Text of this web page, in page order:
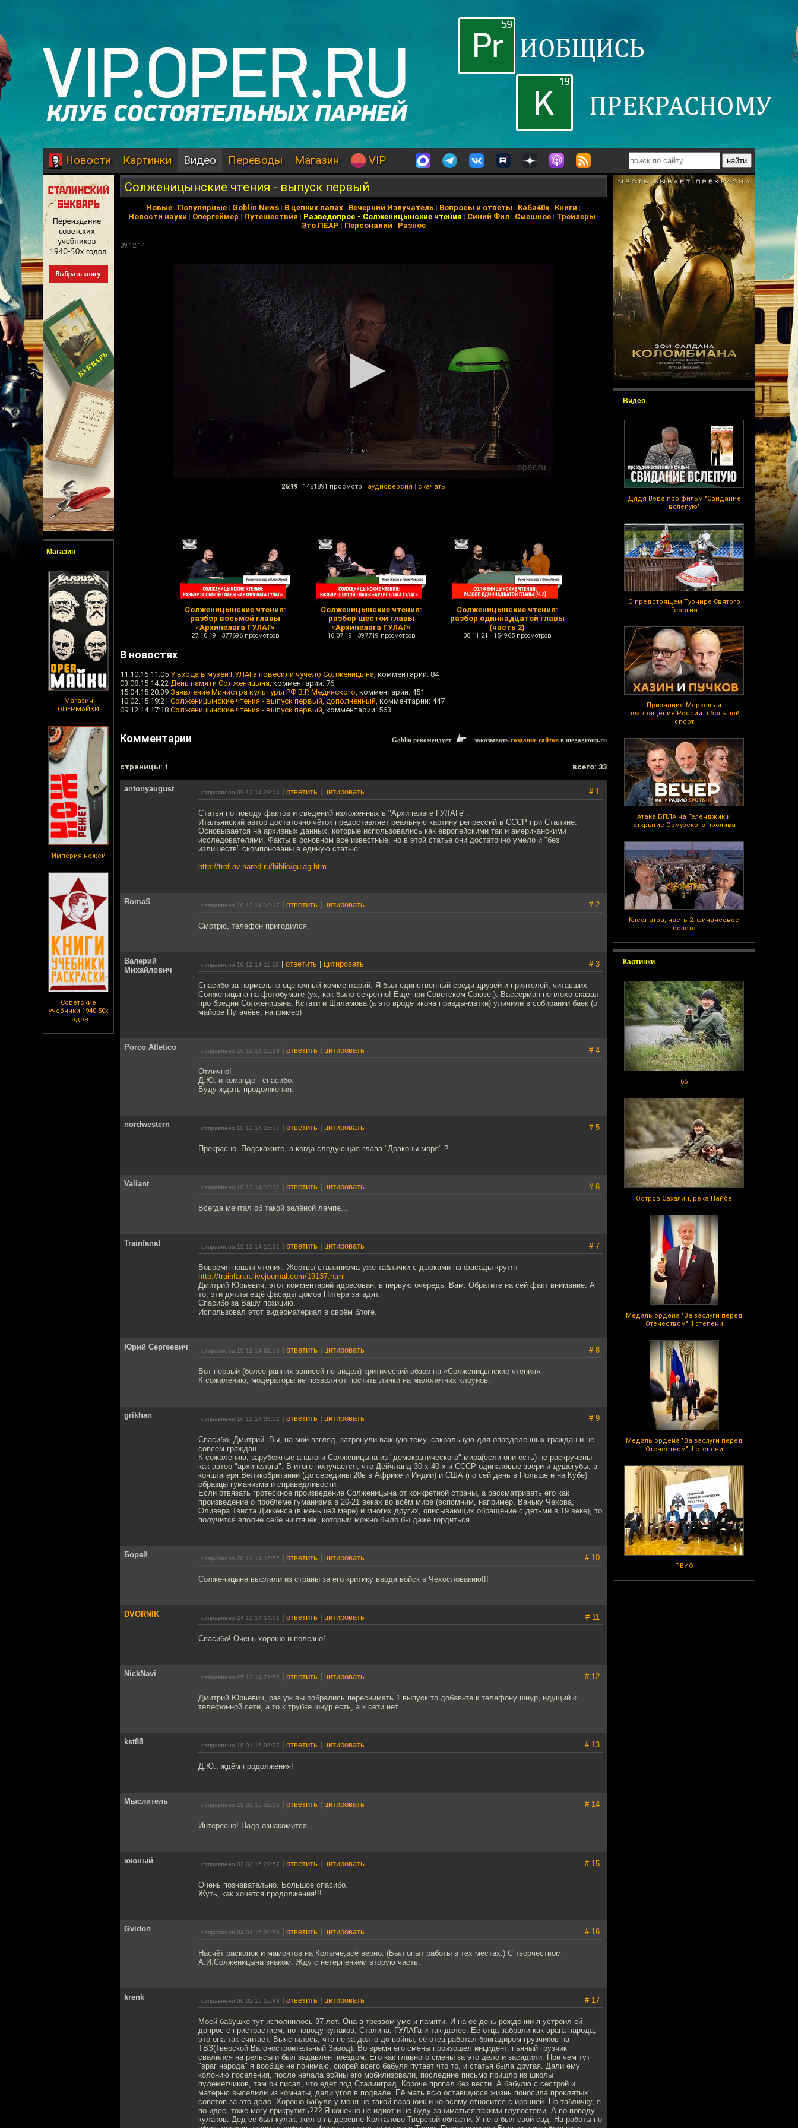
Новости Картинки Видео Переводы Магазин VIP
Магазин
Магазин
ОПЕРМАЙКИ
Империя ножей
Советские
учебники 1940-50х
годов
Видео
Дядя Вова про фильм "Свидание
вслепую"
О предстоящем Турнире Святого
Георгия
Признание Меркель и
возвращение России в большой
спорт
Атака БПЛА на Геленджик и
открытие Ормузского пролива
Клеопатра, часть 2: финансовое
болото
Картинки
65
Остров Сахалин, река Найба
Медаль ордена "За заслуги перед
Отечеством" II степени
Медаль ордена "За заслуги перед
Отечеством" II степени
РВИО
Солженицынские чтения - выпуск первый
Новые | Популярные | Goblin News | В цепких лапах | Вечерний Излучатель | Вопросы и ответы | Каба40к| Книги |
Новости науки | Опергеймер | Путешествия | Разведопрос - Солженицынские чтения | Синий Фил | Смешное| Трейлеры |
Это ПЕАР | Персоналии | Разное
09.12.14
26:19 | 1481891 просмотр | аудиоверсия | скачать
Солженицынские чтения:
разбор восьмой главы
«Архипелага ГУЛАГ»
27.10.19 377696 просмотров
Солженицынские чтения:
разбор шестой главы
«Архипелага ГУЛАГ»
16.07.19 397719 просмотров
Солженицынские чтения:
разбор одиннадцатой главы
(часть 2)
08.11.21 154965 просмотров
В новостях
11.10.16 11:05 У входа в музей ГУЛАГа повесили чучело Солженицына, комментарии: 84
03.08.15 14:22 День памяти Солженицына, комментарии: 76
15.04.15 20:39 Заявление Министра культуры РФ В.Р. Мединского, комментарии: 451
10.02.15 19:21 Солженицынские чтения - выпуск первый, дополненный, комментарии: 447
09.12.14 17:18 Солженицынские чтения - выпуск первый, комментарии: 563
Комментарии Goblin рекомендует заказывать создание сайтов в megagroup.ru
cтраницы: 1 всего: 33
antonyaugust отправлено 09.12.14 23:14 ответить цитировать # 1
Статья по поводу фактов и сведений изложенных в "Архипелаге ГУЛАГе".
Итальянский автор достаточно чёток предоставляет реальную картину репрессий в СССР при Сталине.
Основывается на архивных данных, которые использовались как европейскими так и американскими
исследователями. Факты в основном все известные, но в этой статье они достаточно умело и "без
излишеств" скомпонованы в единую статью:
http://trof-av.narod.ru/biblio/gulag.htm
RomaS отправлено 10.12.14 10:17 ответить цитировать # 2
Смотрю, телефон пригодился.
Валерий
Михайлович
отправлено 10.12.14 11:13 ответить цитировать # 3
Спасибо за нормально-оценочный комментарий. Я был единственный среди друзей и приятелей, читавших
Солженицына на фотобумаге (ух, как было секретно! Ещё при Советском Союзе.). Вассерман неплохо сказал
про бредни Солженицына. Кстати и Шаламова (а это вроде икона правды-матки) уличили в собирании баек (о
майоре Пугачёве, например)
Porco Atletico отправлено 10.12.14 15:29 ответить цитировать # 4
Отлично!
Д.Ю. и команде - спасибо.
Буду ждать продолжения.
nordwestern отправлено 10.12.14 16:07 ответить цитировать # 5
Прекрасно. Подскажите, а когда следующая глава "Драконы моря" ?
Valiant отправлено 10.12.14 18:31 ответить цитировать # 6
Всегда мечтал об такой зелёной лампе...
Trainfanat отправлено 12.12.14 19:31 ответить цитировать # 7
Вовремя пошли чтения. Жертвы сталинизма уже таблички с дырками на фасады крутят -
http://trainfanat.livejournal.com/19137.html
Дмитрий Юрьевич, этот комментарий адресован, в первую очередь, Вам. Обратите на сей факт внимание. А
то, эти дятлы ещё фасады домов Питера загадят.
Спасибо за Вашу позицию.
Использовал этот видеоматериал в своём блоге.
Юрий Сергеевич отправлено 15.12.14 01:15 ответить цитировать # 8
Вот первый (более ранних записей не видел) критический обзор на «Солженицынские чтения».
К сожалению, модераторы не позволяют постить линки на малолетних клоунов.
grikhan отправлено 16.12.14 03:52 ответить цитировать # 9
Спасибо, Дмитрий. Вы, на мой взгляд, затронули важную тему, сакральную для определенных граждан и не
совсем граждан.
К сожалению, зарубежные аналоги Солженицына из "демократического" мира(если они есть) не раскручены
как автор "архипелага". В итоге получается, что Дёйчланд 30-х-40-х и СССР одинаковые звери и душегубы, а
концлагеря Великобритании (до середины 20в в Африке и Индии) и США (по сей день в Польше и на Кубе)
образцы гуманизма и справедливости.
Если отвязать гротескное произведение Солженицына от конкретной страны, а рассматривать его как
произведение о проблеме гуманизма в 20-21 веках во всём мире (вспомним, например, Ваньку Чехова,
Оливера Твиста Диккенса (в меньшей мере) и многих других, описывающих обращение с детьми в 19 веке), то
получится вполне себе ничтячёк, которым можно было бы даже гордиться.
Борей отправлено 20.12.14 16:52 ответить цитировать # 10
Солженицына выслали из страны за его критику ввода войск в Чехословакию!!!
DVORNIK отправлено 24.12.14 14:01 ответить цитировать # 11
Спасибо! Очень хорошо и полезно!
NickNavi отправлено 25.12.14 21:52 ответить цитировать # 12
Дмитрий Юрьевич, раз уж вы собрались переснимать 1 выпуск то добавьте к телефону шнур, идущий к
телефонной сети, а то к трубке шнур есть, а к сети нет.
kst88 отправлено 16.01.15 08:27 ответить цитировать # 13
Д.Ю., ждём продолжения!
Мыслитель отправлено 19.01.15 02:15 ответить цитировать # 14
Интересно! Надо ознакомится.
ююный отправлено 02.02.15 22:57 ответить цитировать # 15
Очень познавательно. Большое спасибо.
Жуть, как хочется продолжения!!!
Gvidon отправлено 04.02.15 09:59 ответить цитировать # 16
Насчёт раскопок и мамонтов на Колыме,всё верно. (Был опыт работы в тех местах.) С творчеством
А.И.Солженицына знаком. Жду с нетерпением вторую часть.
krenk отправлено 06.02.15 16:43 ответить цитировать # 17
Моей бабушке тут исполнилось 87 лет. Она в трезвом уме и памяти. И на ёё день рождении я устроил ей
допрос с пристрастием, по поводу кулаков, Сталина, ГУЛАГа и так далее. Её отца забрали как врага народа,
это она так считает. Выяснилось, что не за долго до войны, её отец работал бригадиром грузчиков на
ТВЗ(Тверской Вагоностроительный Завод). Во время его смены произошел инцидент, пьяный грузчик
свалился на рельсы и был задавлен поездом. Его как главного смены за это дело и засадили. При чем тут
"враг народа" я вообще не понимаю, скорей всего бабуля путает что то, и статья была другая. Дали ему
колонию поселения, после начала войны его мобилизовали, последние письмо пришло из школы
пулеметчиков, там он писал, что едет под Сталинград. Короче пропал без вести. А бабулю с сестрой и
матерью выселили из комнаты, дали угол в подвале. Её мать всю оставшуюся жизнь поносила проклятых
советов за это дело. Хорошо бабуля у меня не такой параноик и ко всему относится с иронией. Но табличку, я
по идее, тоже могу прикрутить??? Я конечно не идиот и не буду заниматься такими глупостями. А по поводу
кулаков. Дед её был кулак, жил он в деревне Колталово Тверской области. У него был свой сад. На работы по